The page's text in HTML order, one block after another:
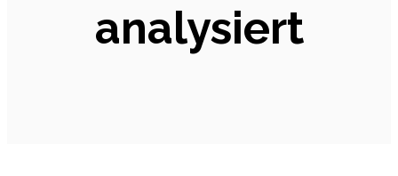
analysiert